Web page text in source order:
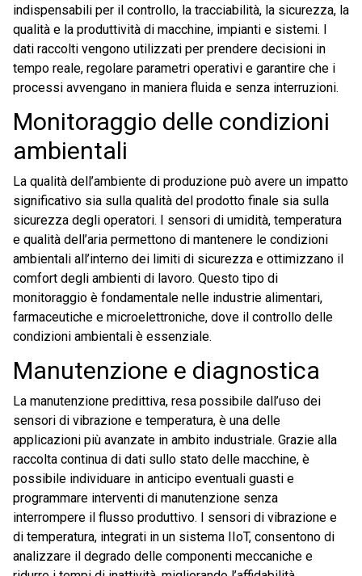
indispensabili per il controllo, la tracciabilità, la sicurezza, la
qualità e la produttività di macchine, impianti e sistemi. I
dati raccolti vengono utilizzati per prendere decisioni in
tempo reale, regolare parametri operativi e garantire che i
processi avvengano in maniera fluida e senza interruzioni.
Monitoraggio delle condizioni
ambientali
La qualità dell’ambiente di produzione può avere un impatto
significativo sia sulla qualità del prodotto finale sia sulla
sicurezza degli operatori. I sensori di umidità, temperatura
e qualità dell’aria permettono di mantenere le condizioni
ambientali all’interno dei limiti di sicurezza e ottimizzano il
comfort degli ambienti di lavoro. Questo tipo di
monitoraggio è fondamentale nelle industrie alimentari,
farmaceutiche e microelettroniche, dove il controllo delle
condizioni ambientali è essenziale.
Manutenzione e diagnostica
La manutenzione predittiva, resa possibile dall’uso dei
sensori di vibrazione e temperatura, è una delle
applicazioni più avanzate in ambito industriale. Grazie alla
raccolta continua di dati sullo stato delle macchine, è
possibile individuare in anticipo eventuali guasti e
programmare interventi di manutenzione senza
interrompere il flusso produttivo. I sensori di vibrazione e
di temperatura, integrati in un sistema IIoT, consentono di
analizzare il degrado delle componenti meccaniche e